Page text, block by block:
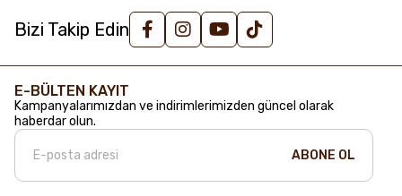
Bizi Takip Edin
E-BÜLTEN KAYIT
Kampanyalarımızdan ve indirimlerimizden güncel olarak
haberdar olun.
ABONE OL